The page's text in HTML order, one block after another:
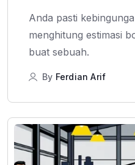
Anda pasti
menghitung estimasi
buat sebuah.
By Ferdian Arif